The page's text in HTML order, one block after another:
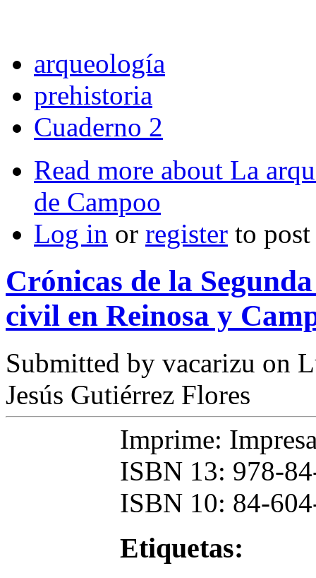
arqueología
prehistoria
Cuaderno 2
Read more about La
de Campoo
Log in or register to
Crónicas de la
civil en Reinosa y
Submitted by vacarizu on
Jesús Gutiérrez Flores
Imprime:
ISBN 13: 978-
ISBN 10: 84-
Etiquetas: